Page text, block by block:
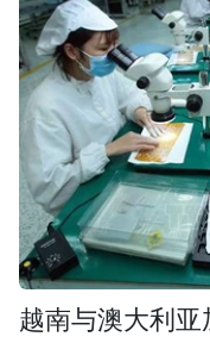
越南与澳大利